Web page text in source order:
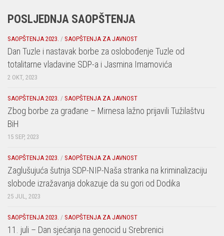
POSLJEDNJA SAOPŠTENJA
SAOPŠTENJA 2023. / SAOPŠTENJA ZA JAVNOST
Dan Tuzle i nastavak borbe za oslobođenje Tuzle od
totalitarne vladavine SDP-a i Jasmina Imamovića
2 OKT, 2023
SAOPŠTENJA 2023. / SAOPŠTENJA ZA JAVNOST
Zbog borbe za građane – Mirnesa lažno prijavili Tužilaštvu
BiH
15 SEP, 2023
SAOPŠTENJA 2023. / SAOPŠTENJA ZA JAVNOST
Zaglušujuća šutnja SDP-NIP-Naša stranka na kriminalizaciju
slobode izražavanja dokazuje da su gori od Dodika
25 JUL, 2023
SAOPŠTENJA 2023. / SAOPŠTENJA ZA JAVNOST
11. juli – Dan sjećanja na genocid u Srebrenici